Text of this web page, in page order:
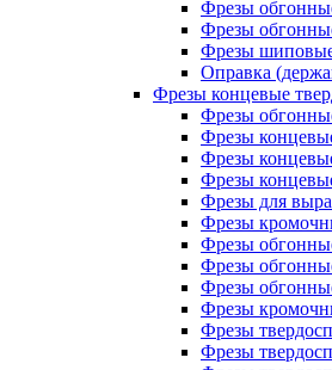
Фрезы
Фрезы
Фрезы шиповые
Оправка
Фрезы концевые
Фрезы
Фрезы
Фрезы
Фрезы
Фрезы для
Фрезы
Фрезы
Фрезы
Фрезы
Фрезы
Фрезы
Фрезы